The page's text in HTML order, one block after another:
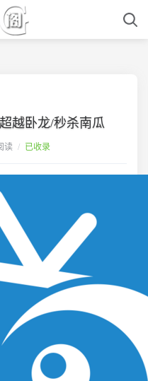
越卧龙/秒杀南瓜
读 / 已收录